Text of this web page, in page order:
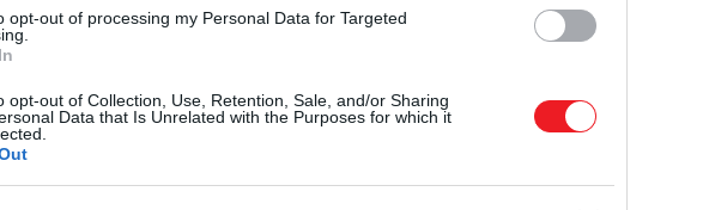
opt-out of processing my Personal Data for Targeted
opt-out of Collection, Use, Retention, Sale, and/or Sharing
Data that Is Unrelated with the Purposes for which it